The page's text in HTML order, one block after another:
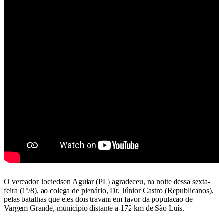
O vereador Jociedson Aguiar (PL) agradeceu, na noite dessa sexta-
feira (1º/8), ao colega de plenário, Dr. Júnior Castro (Republicanos),
pelas batalhas que eles dois travam em favor da população de
Vargem Grande, município distante a 172 km de São Luís.